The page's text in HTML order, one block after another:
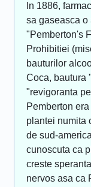
In 1886,
sa gaseasca o
"Pemberton's
Prohibitiei
bauturilor
Coca, bautura
"revigoranta
Pemberton
plantei numita
de sud-
cunoscuta ca
creste
nervos asa ca